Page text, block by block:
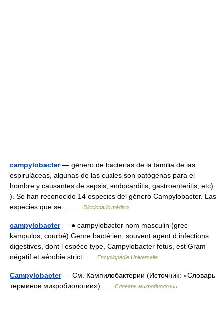
campylobacter— género de bacterias de la familia de las
espiruláceas, algunas de las cuales son patógenas para el
hombre y causantes de sepsis, endocarditis, gastroenteritis, etc).
). Se han reconocido 14 especies del género Campylobacter. Las
especies que se… …
Diccionario médico
campylobacter— ● campylobacter nom masculin (grec
kampulos, courbé) Genre bactérien, souvent agent d infections
digestives, dont l espèce type, Campylobacter fetus, est Gram
négatif et aérobie strict …
Encyclopédie Universelle
Campylobacter— См. Кампилобактерии (Источник: «Словарь
терминов микробиологии») …
Словарь микробиологии